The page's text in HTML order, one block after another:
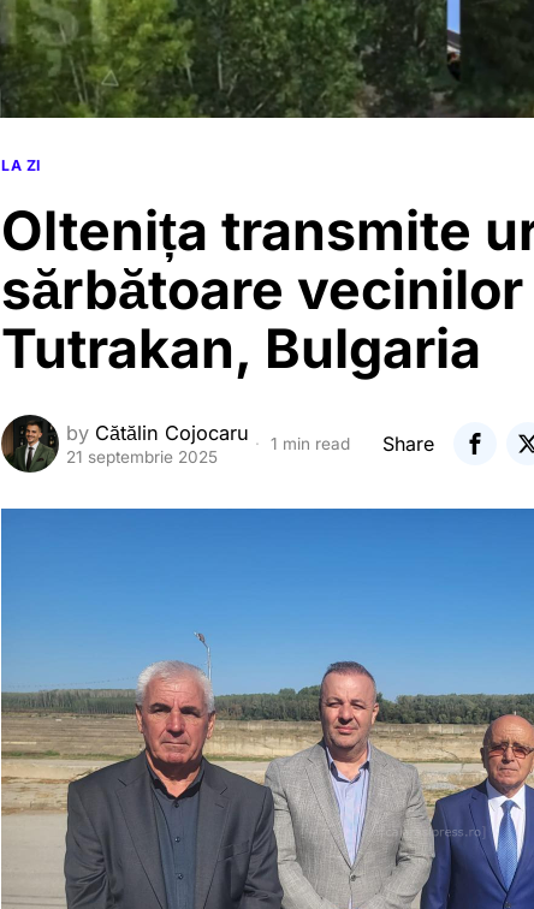
LA ZI
Oltenița transmite
sărbătoare
Tutrakan, Bulgaria
by Cătălin Cojocaru
21 septembrie 2025
1 min read Share